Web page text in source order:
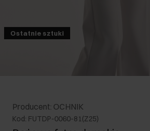
Ostatnie sztuki
Producent: OCHNIK
Kod: FUTDP-0060-81(Z25)